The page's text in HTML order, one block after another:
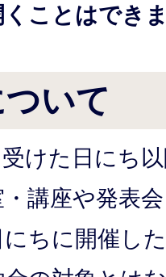
ことはでき
いて
けた日にち
講座や発表
ちに開催し